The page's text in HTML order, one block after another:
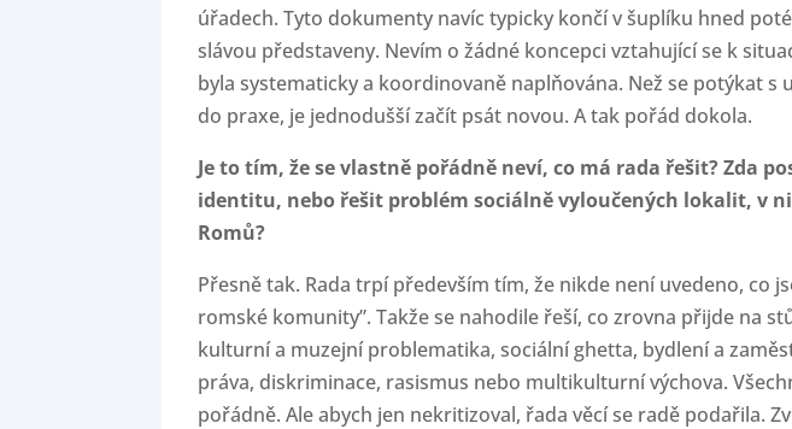
úřadech. Tyto dokumenty navíc typicky končí v šuplíku hned
slávou představeny. Nevím o žádné koncepci vztahující se k
byla systematicky a koordinovaně naplňována. Než se potýkat s
do praxe, je jednodušší začít psát novou. A tak pořád dokola.
Je to tím, že se vlastně pořádně neví, co má rada řešit? Zda
identitu, nebo řešit problém sociálně vyloučených lokalit, v
Romů?
Přesně tak. Rada trpí především tím, že nikde není uvedeno, co
romské komunity”. Takže se nahodile řeší, co zrovna přijde na
kulturní a muzejní problematika, sociální ghetta, bydlení a
práva, diskriminace, rasismus nebo multikulturní výchova.
pořádně. Ale abych jen nekritizoval, řada věcí se radě podařila.